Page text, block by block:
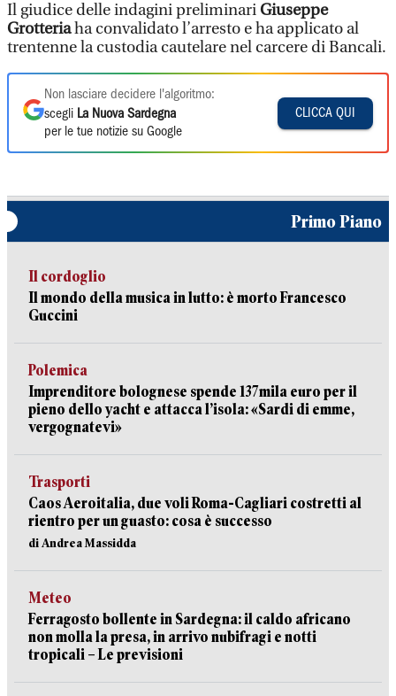
Il giudice delle indagini preliminariGiuseppe
Grotteriaha convalidato l’arresto e ha applicato al
trentenne la custodia cautelare nel carcere di Bancali.
Non lasciare decidere l'algoritmo:
scegli La Nuova Sardegna
per le tue notizie su Google
CLICCA QUI
Primo Piano
Il cordoglio
Il mondo della musica in lutto: è morto Francesco
Guccini
Polemica
Imprenditore bolognese spende 137mila euro per il
pieno dello yacht e attacca l’isola: «Sardi di emme,
vergognatevi»
Trasporti
Caos Aeroitalia, due voli Roma-Cagliari costretti al
rientro per un guasto: cosa è successo
di Andrea Massidda
Meteo
Ferragosto bollente in Sardegna: il caldo africano
non molla la presa, in arrivo nubifragi e notti
tropicali – Le previsioni